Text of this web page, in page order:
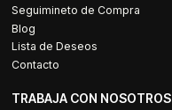
Seguimineto de Compra
Blog
Lista de Deseos
Contacto
TRABAJA CON NOSOTROS